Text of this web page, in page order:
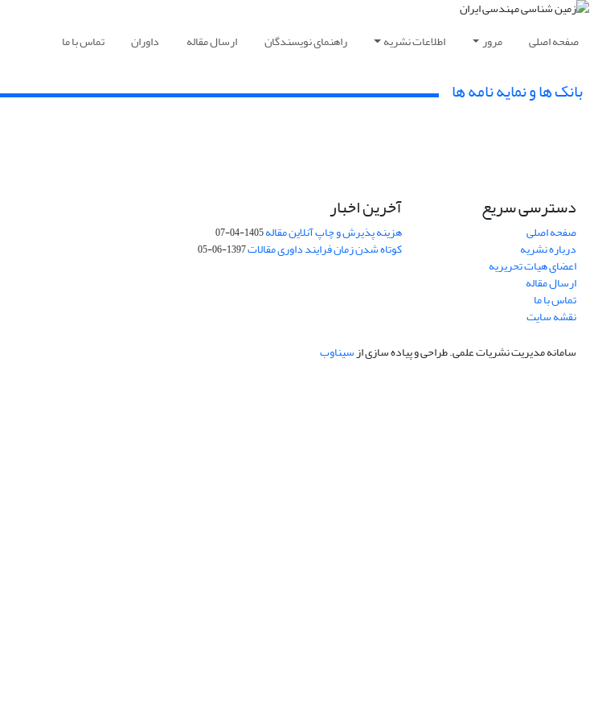
صفحه اصلی مرور اطلاعات نشریه راهنمای نویسندگان ارسال مقاله داوران تماس با ما
بانک ها و نمایه نامه ها
دسترسی سریع
صفحه اصلی
درباره نشریه
اعضای هیات تحریریه
ارسال مقاله
تماس با ما
نقشه سایت
آخرین اخبار
هزینه پذیرش و چاپ آنلاین مقاله1405-04-07
کوتاه شدن زمان فرایند داوری مقالات1397-06-05
سامانه مدیریت نشریات علمی.طراحی و پیاده سازی ازسیناوب